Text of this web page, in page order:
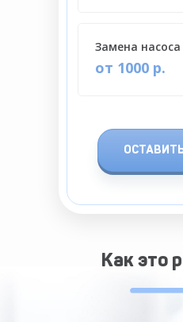
Как это
от 1000 р.
Замена насоса